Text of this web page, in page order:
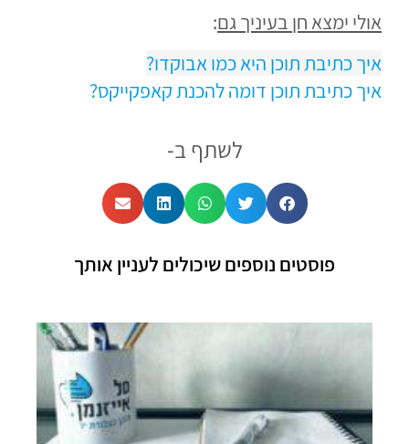
אולי ימצא חן בעיניך גם:
איך כתיבת תוכן היא כמו אבוקדו?
איך כתיבת תוכן דומה להכנת קאפקייקס?
לשתף ב-
פוסטים נוספים שיכולים לעניין אותך